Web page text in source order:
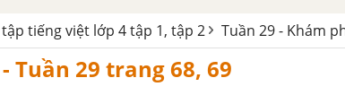
tiếng việt lớp 4 tập 1, tập 2 Tuần 29 - Khám
Tuần 29 trang 68, 69